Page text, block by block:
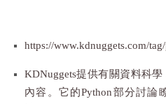
https://www.kdnuggets.com/
KDNuggets提供有關資料科
內容。它的Python部分討論